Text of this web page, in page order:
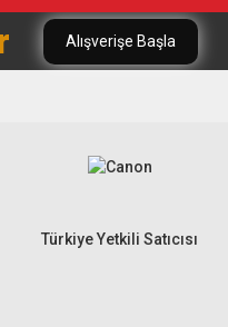
Alışverişe Başla
Türkiye Yetkili Satıcısı